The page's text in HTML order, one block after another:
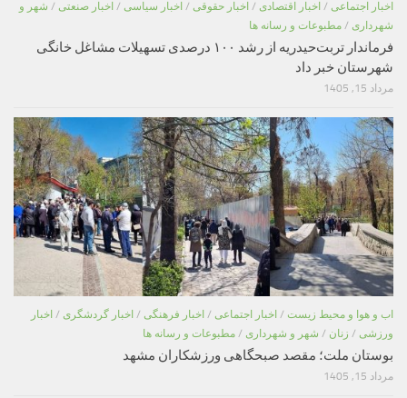
اخبار اجتماعی / اخبار اقتصادی / اخبار حقوقی / اخبار سیاسی / اخبار صنعتی / شهر و
شهرداری / مطبوعات و رسانه ها
فرماندار تربت‌حیدریه از رشد ۱۰۰ درصدی تسهیلات مشاغل خانگی
شهرستان خبر داد
مرداد 15, 1405
اب و هوا و محیط زیست / اخبار اجتماعی / اخبار فرهنگی / اخبار گردشگری / اخبار
ورزشی / زنان / شهر و شهرداری / مطبوعات و رسانه ها
بوستان ملت؛ مقصد صبحگاهی ورزشکاران مشهد
مرداد 15, 1405